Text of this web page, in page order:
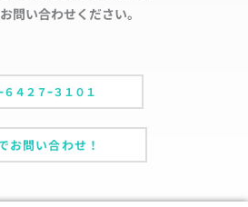
問い合わせください。
６４２７ｰ３１０１
お問い合わせ！